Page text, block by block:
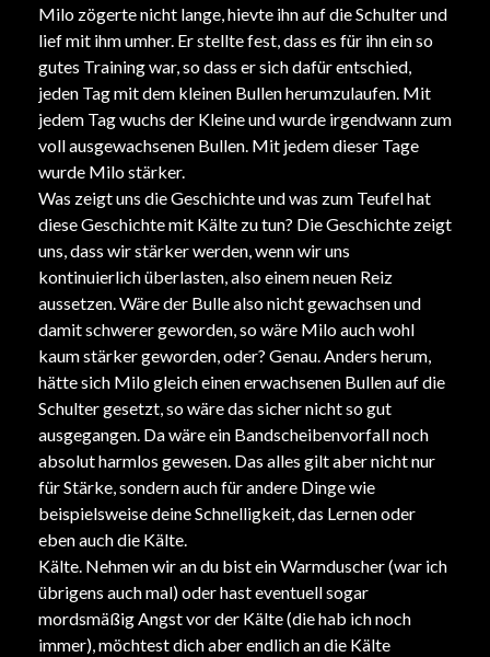
Milo zögerte nicht lange, hievte ihn auf die Schulter und
lief mit ihm umher. Er stellte fest, dass es für ihn ein so
gutes Training war, so dass er sich dafür entschied,
jeden Tag mit dem kleinen Bullen herumzulaufen. Mit
jedem Tag wuchs der Kleine und wurde irgendwann zum
voll ausgewachsenen Bullen. Mit jedem dieser Tage
wurde Milo stärker.
Was zeigt uns die Geschichte und was zum Teufel hat
diese Geschichte mit Kälte zu tun? Die Geschichte zeigt
uns, dass wir stärker werden, wenn wir uns
kontinuierlich überlasten, also einem neuen Reiz
aussetzen. Wäre der Bulle also nicht gewachsen und
damit schwerer geworden, so wäre Milo auch wohl
kaum stärker geworden, oder? Genau. Anders herum,
hätte sich Milo gleich einen erwachsenen Bullen auf die
Schulter gesetzt, so wäre das sicher nicht so gut
ausgegangen. Da wäre ein Bandscheibenvorfall noch
absolut harmlos gewesen. Das alles gilt aber nicht nur
für Stärke, sondern auch für andere Dinge wie
beispielsweise deine Schnelligkeit, das Lernen oder
eben auch die Kälte.
Kälte. Nehmen wir an du bist ein Warmduscher (war ich
übrigens auch mal) oder hast eventuell sogar
mordsmäßig Angst vor der Kälte (die hab ich noch
immer), möchtest dich aber endlich an die Kälte